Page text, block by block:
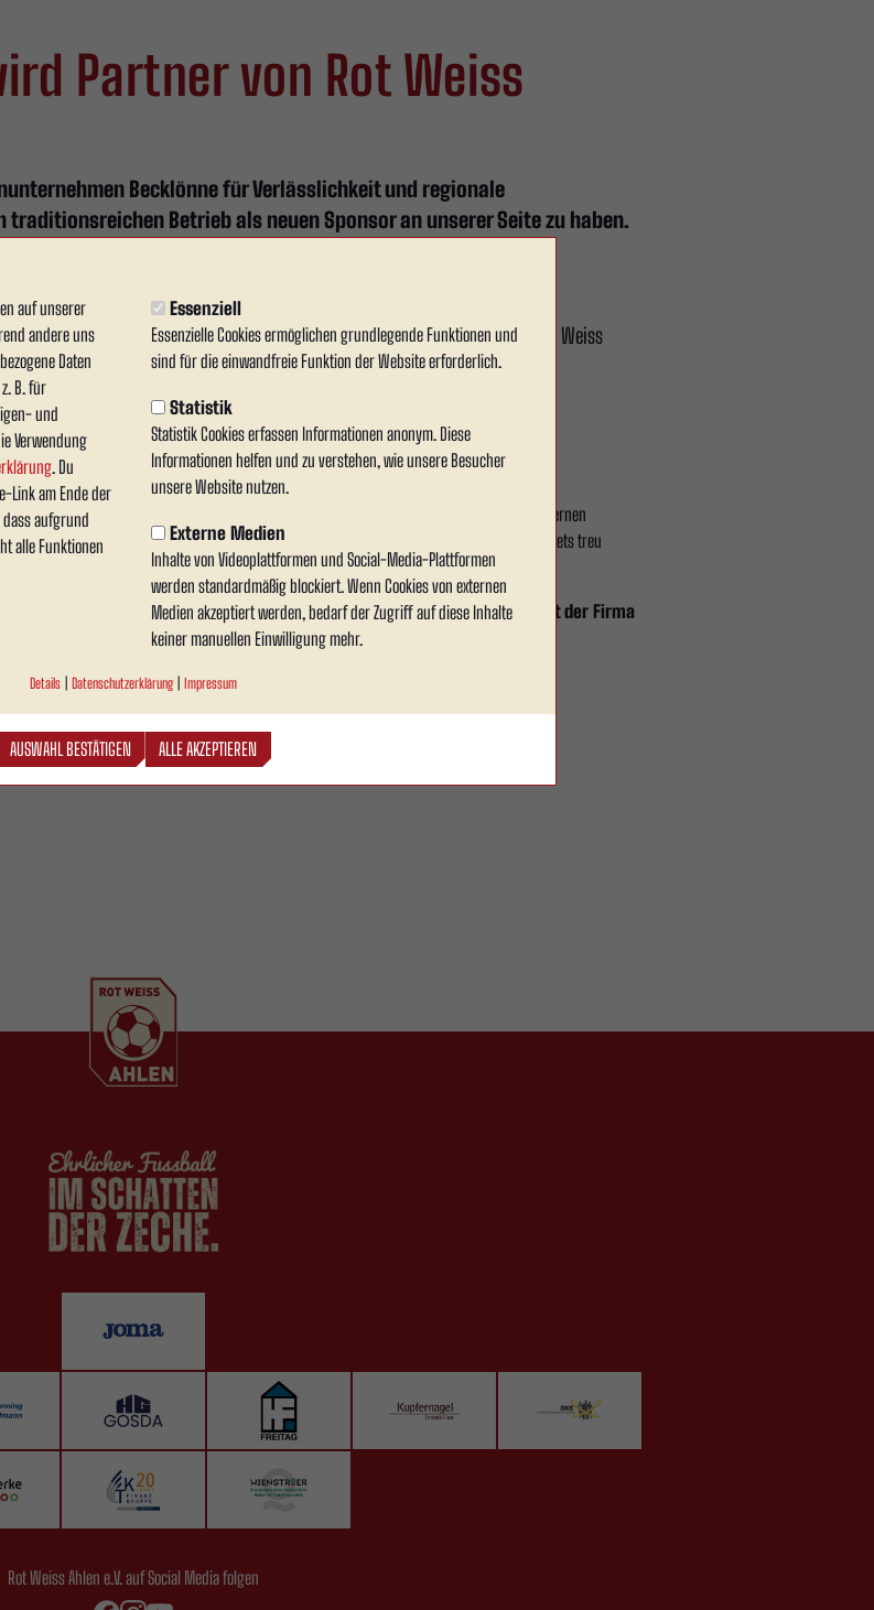
auf unserer
andere uns
Daten
B. für
und
Verwendung
. Du
Link am Ende der
aufgrund
alle Funktionen
Essenziell
Essenzielle Cookies ermöglichen grundlegende Funktionen und
sind für die einwandfreie Funktion der Website erforderlich.
Statistik
Statistik Cookies erfassen Informationen anonym. Diese
Informationen helfen und zu verstehen, wie unsere Besucher
unsere Website nutzen.
Externe Medien
Inhalte von Videoplattformen und Social-Media-Plattformen
werden standardmäßig blockiert. Wenn Cookies von externen
Medien akzeptiert werden, bedarf der Zugriff auf diese Inhalte
keiner manuellen Einwilligung mehr.
Details Datenschutzerklärung Impressum
AUSWAHL BESTÄTIGEN ALLE AKZEPTIEREN
Partner von Rot Weiss
Becklönne für Verlässlichkeit und regionale
Betrieb als neuen Sponsor an unserer Seite zu haben.
Ahlen seinen Anfang nahm, fühlen wir uns Ahlen besonders verbunden. Rot Weiss
regionalen Verantwortung.“
das für die Zeche Asche transportierte, hat sich über drei Generationen zu einem modernen
Trotz des kontinuierlichen Wachstums ist sich die Firma Becklönne ihren Wurzeln stets treu
Region prägen das tägliche Handeln bis heute.
Unterstützung und freut sich auf viele weitere gemeinsame Jahre mit der Firma
Rot Weiss Ahlen e.V. auf Social Media folgen